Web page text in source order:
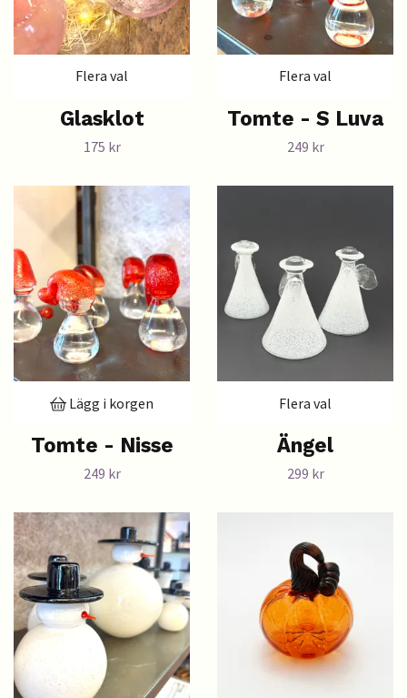
Flera val
Glasklot
175 kr
Flera val
Tomte - S Luva
249 kr
Lägg i korgen
Tomte - Nisse
249 kr
Flera val
Ängel
299 kr